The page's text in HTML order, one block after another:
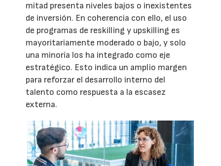
mitad presenta niveles bajos o inexistentes
de inversión. En coherencia con ello, el uso
de programas de reskilling y upskilling es
mayoritariamente moderado o bajo, y solo
una minoría los ha integrado como eje
estratégico. Esto indica un amplio margen
para reforzar el desarrollo interno del
talento como respuesta a la escasez
externa.